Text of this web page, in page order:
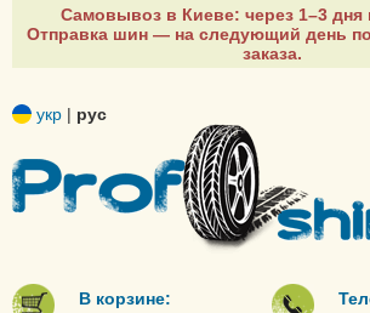
Самовывоз в Киеве: через 1–3 дня
Отправка шин — на следующий день
заказа.
укр | рус
В корзине: